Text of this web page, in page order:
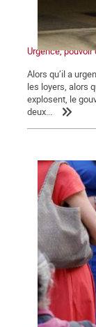
Urgence, pouvoir
Alors qu’il a
les loyers, alors
explosent, le
deux...